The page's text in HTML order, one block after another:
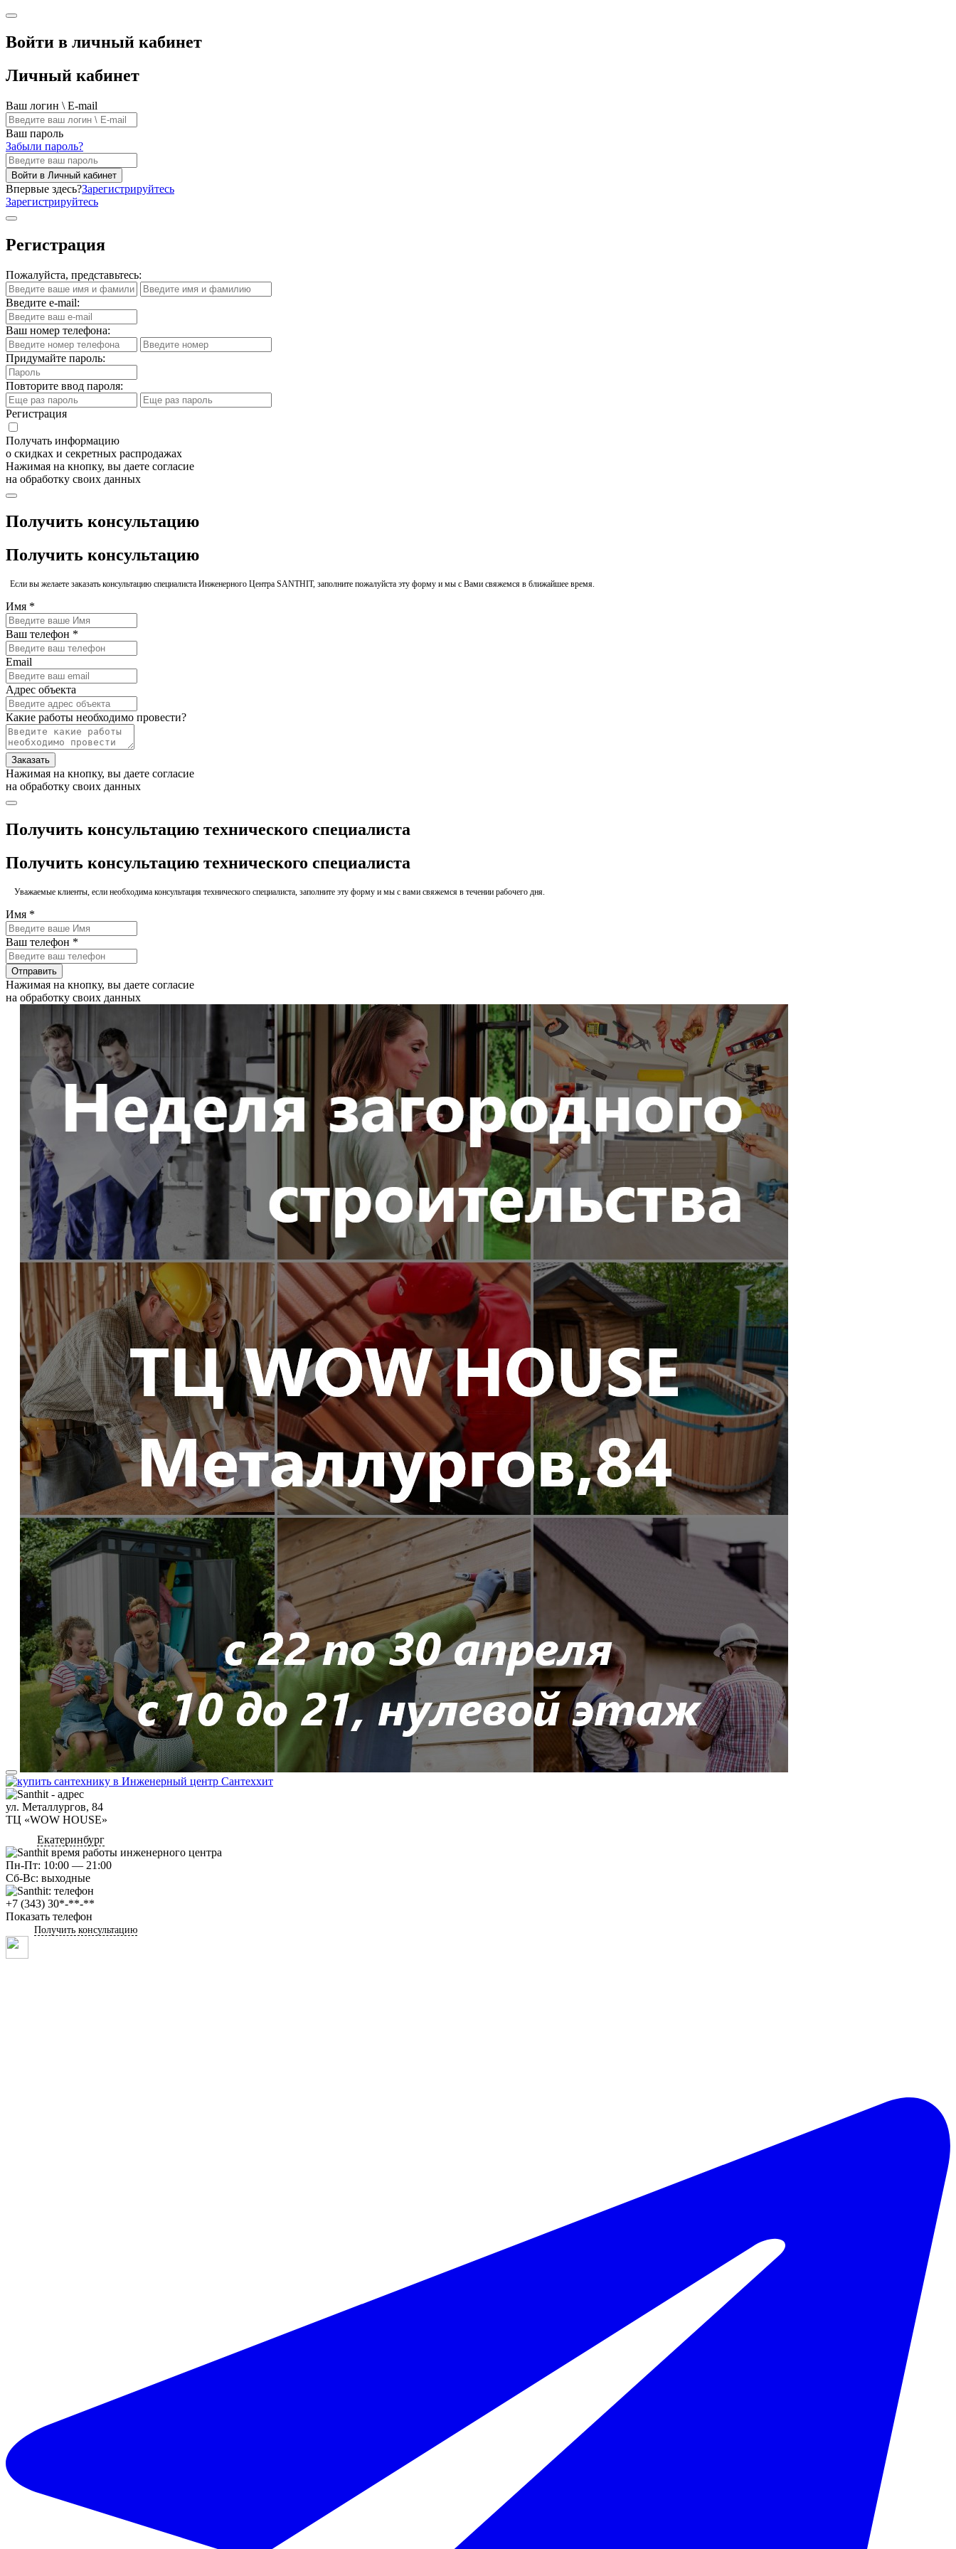
Войти в личный кабинет
Личный кабинет
Ваш логин \ E-mail
Ваш пароль
Забыли пароль?
Войти в Личный кабинет
Впервые здесь?Зарегистрируйтесь
Зарегистрируйтесь
Регистрация
Пожалуйста, представьтесь:
Введите e-mail:
Ваш номер телефона:
Придумайте пароль:
Повторите ввод пароля:
Регистрация
Получать информацию
о скидках и секретных распродажах
Нажимая на кнопку, вы даете согласие
на обработку своих данных
Получить консультацию
Получить консультацию
Если вы желаете заказать консультацию специалиста Инженерного Центра SANTHIT, заполните пожалуйста эту форму и мы с Вами свяжемся в ближайшее время.
Имя *
Ваш телефон *
Email
Адрес объекта
Какие работы необходимо провести?
Заказать
Нажимая на кнопку, вы даете согласие
на обработку своих данных
Получить консультацию технического специалиста
Получить консультацию технического специалиста
Уважаемые клиенты, если необходима консультация технического специалиста, заполните эту форму и мы с вами свяжемся в течении рабочего дня.
Имя *
Ваш телефон *
Отправить
Нажимая на кнопку, вы даете согласие
на обработку своих данных
ул. Металлургов, 84
ТЦ «WOW HOUSE»
Екатеринбург
Пн-Пт: 10:00 — 21:00
Сб-Вс: выходные
+7 (343) 30*-**-**
Показать телефон
Получить консультацию